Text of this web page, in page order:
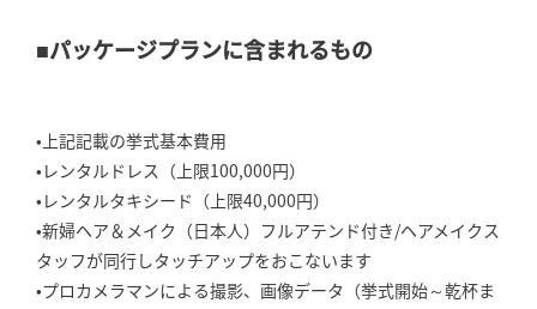
■パッケージプランに含まれるもの
•上記記載の挙式基本費用
•レンタルドレス（上限100,000円）
•レンタルタキシード（上限40,000円）
•新婦ヘア＆メイク（日本人）フルアテンド付き/ヘアメイクス
タッフが同行しタッチアップをおこないます
•プロカメラマンによる撮影、画像データ（挙式開始～乾杯ま